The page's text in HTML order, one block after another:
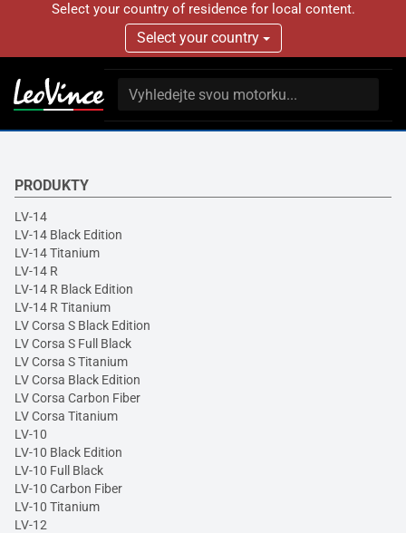
Select your country of residence for local content.
Select your country
PRODUKTY
LV-14
LV-14 Black Edition
LV-14 Titanium
LV-14 R
LV-14 R Black Edition
LV-14 R Titanium
LV Corsa S Black Edition
LV Corsa S Full Black
LV Corsa S Titanium
LV Corsa Black Edition
LV Corsa Carbon Fiber
LV Corsa Titanium
LV-10
LV-10 Black Edition
LV-10 Full Black
LV-10 Carbon Fiber
LV-10 Titanium
LV-12